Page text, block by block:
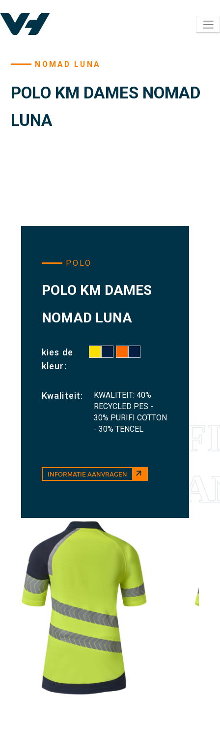
NOMAD LUNA
POLO KM DAMES NOMAD
LUNA
POLO
POLO KM DAMES
NOMAD LUNA
kies de
kleur:
Kwaliteit:
KWALITEIT: 40%
RECYCLED PES -
30% PURIFI COTTON
- 30% TENCEL
INFORMATIE AANVRAGEN